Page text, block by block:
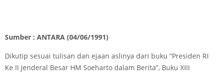
Sumber : ANTARA (04/06/1991)
Dikutip sesuai tulisan dan ejaan aslinya dari buku “Presiden RI
Ke II Jenderal Besar HM Soeharto dalam Berita”, Buku XIII